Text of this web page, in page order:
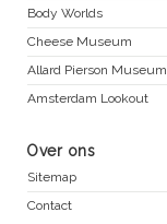
Body Worlds
Cheese Museum
Allard Pierson Museum
Amsterdam Lookout
Over ons
Sitemap
Contact